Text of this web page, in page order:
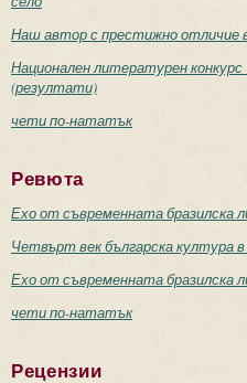
Наш автор с престижно отличие
Национален литературен
(резултати)
чети по-нататък
Ревюта
Ехо от съвременната бразилска
Четвърт век българска култура
Ехо от съвременната бразилска
чети по-нататък
Рецензии